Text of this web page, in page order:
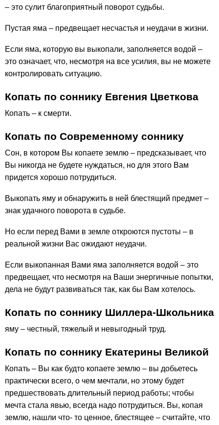
– это сулит благоприятный поворот судьбы.
Пустая яма – предвещает несчастья и неудачи в жизни.
Если яма, которую вы выкопали, заполняется водой –
это означает, что, несмотря на все усилия, вы не можете
контролировать ситуацию.
Копать по соннику Евгения Цветкова
Копать – к смерти.
Копать по Современному соннику
Сон, в котором Вы копаете землю – предсказывает, что
Вы никогда не будете нуждаться, но для этого Вам
придется хорошо потрудиться.
Выкопать яму и обнаружить в ней блестящий предмет –
знак удачного поворота в судьбе.
Но если перед Вами в земле откроются пустоты – в
реальной жизни Вас ожидают неудачи.
Если выкопанная Вами яма заполняется водой – это
предвещает, что несмотря на Ваши энергичные попытки,
дела не будут развиваться так, как бы Вам хотелось.
Копать по соннику Шиллера-Школьника
яму – честный, тяжелый и невыгодный труд.
Копать по соннику Екатерины Великой
Копать – Вы как будто копаете землю – вы добьетесь
практически всего, о чем мечтали, но этому будет
предшествовать длительный период работы; чтобы
мечта стала явью, всегда надо потрудиться. Вы, копая
землю, нашли что- то ценное, блестящее – считайте, что